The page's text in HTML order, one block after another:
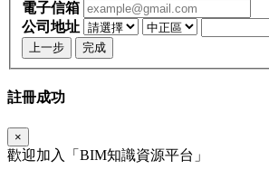
電子信箱
公司地址
上一步 完成
註冊成功
×
歡迎加入「 BIM知識資源平台」